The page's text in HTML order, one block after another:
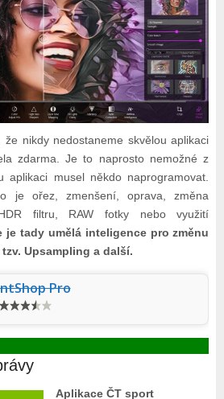
nikdy nedostaneme skvělou aplikaci
zdarma. Je to naprosto nemožné z
musel někdo naprogramovat.
je ořez, zmenšení, oprava, změna
filtru, RAW fotky nebo využití
je tady umělá inteligence pro změnu
Upsampling a další.
Pro
Aplikace ČT sport